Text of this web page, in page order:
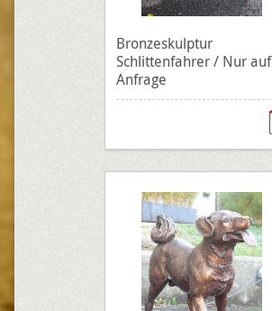
Bronzeskulptur
Schlittenfahrer / Nur auf
Anfrage